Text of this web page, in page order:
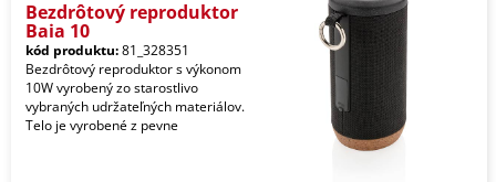
Bezdrôtový reproduktor
Baia 10
kód produktu:81_328351
Bezdrôtový reproduktor s výkonom
10W vyrobený zo starostlivo
vybraných udržateľných materiálov.
Telo je vyrobené z pevne